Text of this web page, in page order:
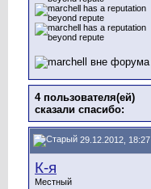
4 пользователя(ей)
сказали cпасибо:
29.12.2012, 18:27
К-я
Местный